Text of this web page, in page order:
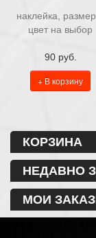
наклейка,
цвет на выбор
90 руб.
+ В корзину
КОРЗИНА
НЕДАВНО
МОИ